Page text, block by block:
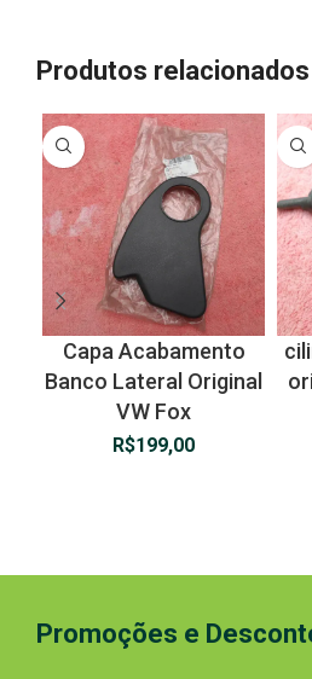
Produtos relacionados
Capa Acabamento
Banco Lateral Original
VW Fox
R$199,00
Promoções e